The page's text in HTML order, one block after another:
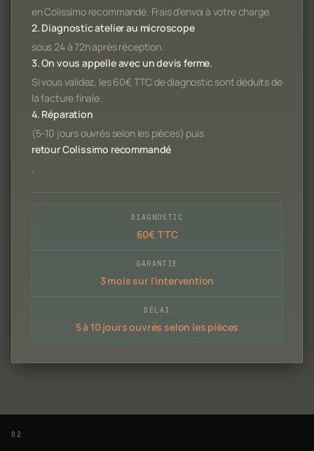
en Colissimo recommandé. Frais d'envoi à votre charge.
2. Diagnostic atelier au microscope
sous 24 à 72h après réception.
3. On vous appelle avec un devis ferme.
Si vous validez, les 60€ TTC de diagnostic sont déduits de
la facture finale.
4. Réparation
(5-10 jours ouvrés selon les pièces) puis
retour Colissimo recommandé
DIAGNOSTIC
60€ TTC
GARANTIE
3 mois sur l'intervention
DÉLAI
5 à 10 jours ouvrés selon les pièces